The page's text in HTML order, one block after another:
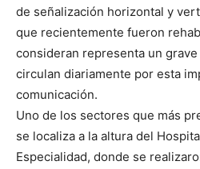
de señalización horizontal y
que recientemente fueron
consideran representa un
circulan diariamente por esta
comunicación.
Uno de los sectores que más
se localiza a la altura del
Especialidad, donde se